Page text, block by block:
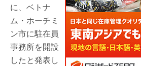
に、ベトナ
ム・ホーチミ
ン市に駐在員
事務所を開設
したと発表し